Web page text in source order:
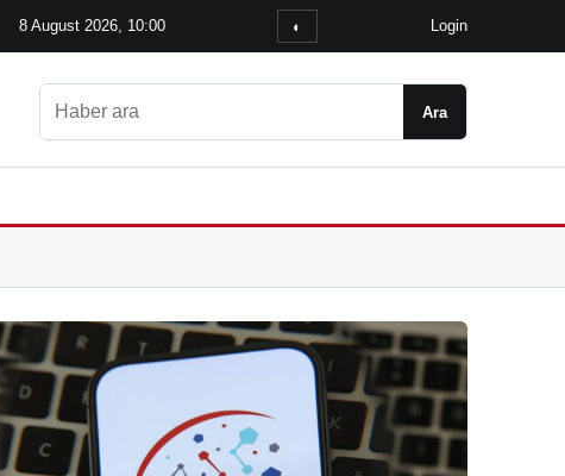
8 August 2026, 10:00 ◐ Login
Ara